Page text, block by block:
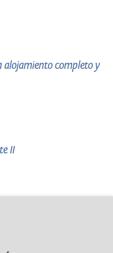
alojamiento completo y
II